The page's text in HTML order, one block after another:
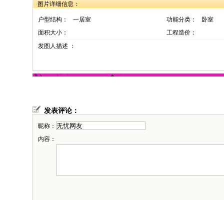
图片详细信息：
户型结构： 一居室 功能分类：
卧室
面积大小：
工程造价：
发图人描述 ：
发表评论：
昵称：
内容：